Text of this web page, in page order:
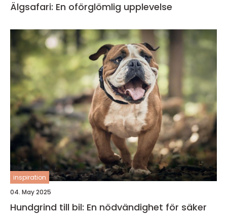
Älgsafari: En oförglömlig upplevelse
inspiration
04. May 2025
Hundgrind till bil: En nödvändighet för säker